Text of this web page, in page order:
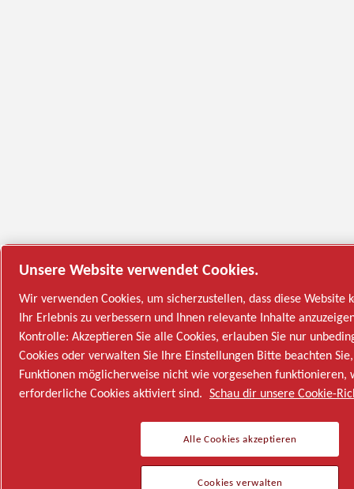
Unsere Website verwendet Cookies.
Wir verwenden Cookies, um sicherzustellen, dass diese
Ihr Erlebnis zu verbessern und Ihnen relevante Inhalte
Kontrolle: Akzeptieren Sie alle Cookies, erlauben Sie nur
Cookies oder verwalten Sie Ihre Einstellungen Bitte beachten
Funktionen möglicherweise nicht wie vorgesehen funktionieren,
erforderliche Cookies aktiviert sind. Schau dir unsere Cookie-
Alle Cookies akzeptieren
Cookies verwalten